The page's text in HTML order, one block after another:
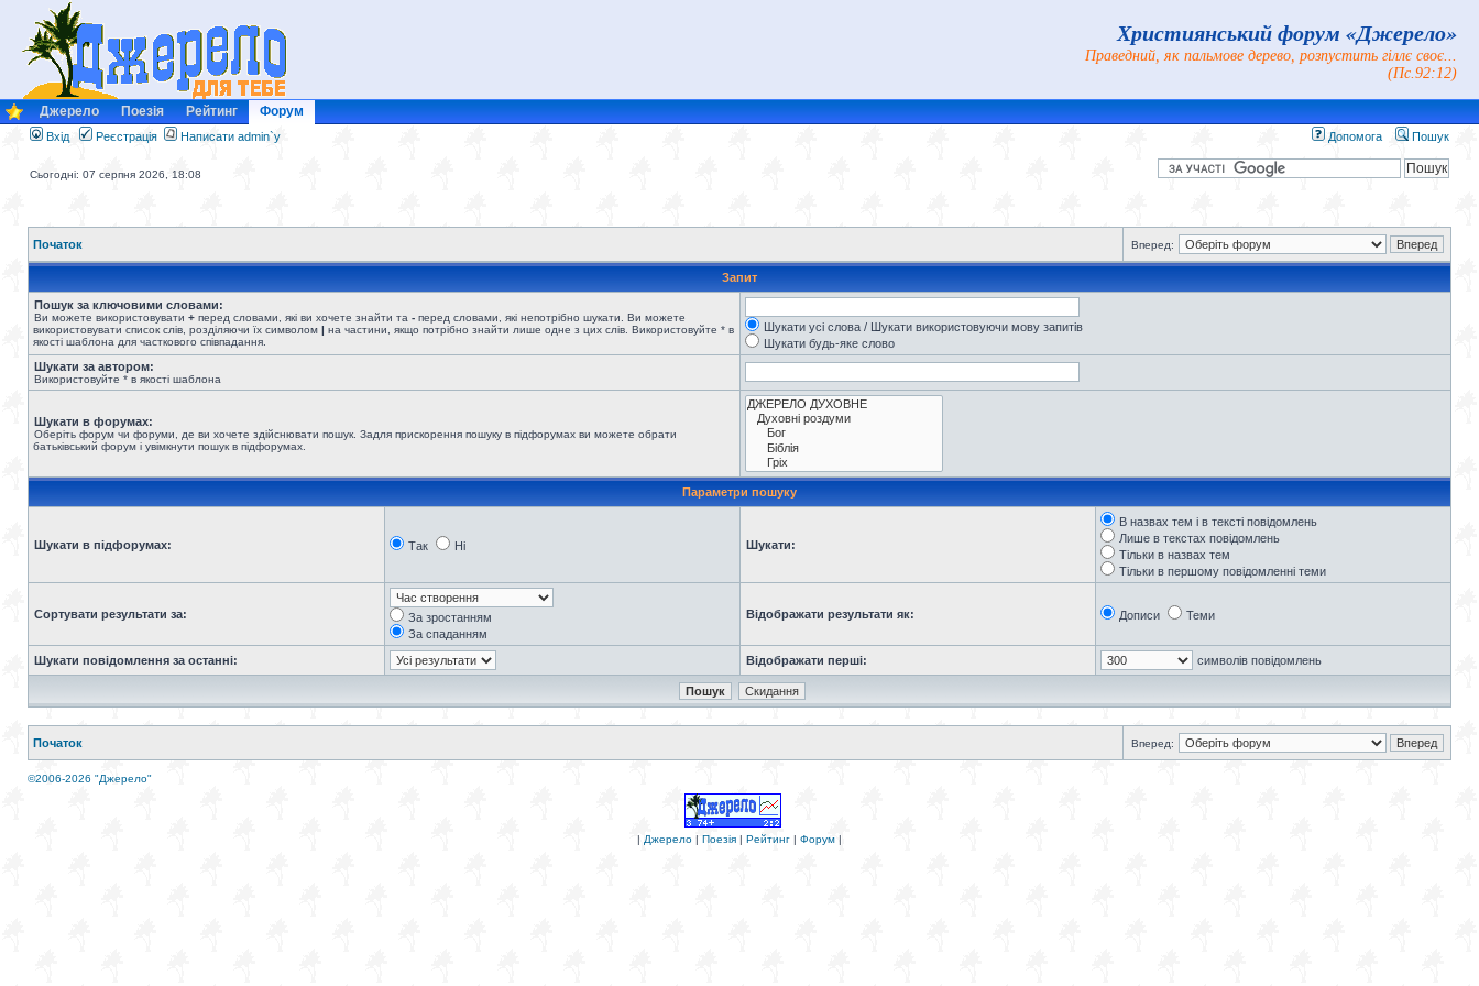
Християнський форум «Джерело»
Праведний, як пальмове дерево, розпустить гіллє своє...
(Пс.92:12)
Джерело Поезія Рейтинг Форум
Вхід Реєстрація Написати admin`у Допомога Пошук
Сьогодні: 07 серпня 2026, 18:08
Початок Вперед:
Запит
Пошук за ключовими словами:
Ви можете використовувати + перед словами, які ви хочете знайти та - перед словами, які непотрібно шукати. Ви можете
використовувати список слів, розділяючи їх символом | на частини, якщо потрібно знайти лише одне з цих слів. Використовуйте * в
якості шаблона для часткового співпадання.
Шукати усі слова / Шукати використовуючи мову запитів
Шукати будь-яке слово
Шукати за автором:
Використовуйте * в якості шаблона
Шукати в форумах:
Оберіть форум чи форуми, де ви хочете здійснювати пошук. Задля прискорення пошуку в підфорумах ви можете обрати
батьківський форум і увімкнути пошук в підфорумах.
Параметри пошуку
Шукати в підфорумах: Так Ні Шукати:
В назвах тем і в тексті повідомлень
Лише в текстах повідомлень
Тільки в назвах тем
Тільки в першому повідомленні теми
Сортувати результати за:
За зростанням
За спаданням
Відображати результати як: Дописи Теми
Шукати повідомлення за останні: Відображати перші: символів повідомлень
Початок Вперед:
©2006-2026 "Джерело"
| Джерело | Поезія | Рейтинг | Форум |